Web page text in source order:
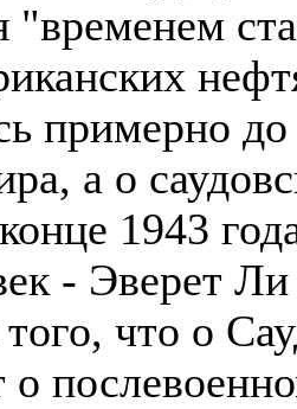
"временем
примерно
а о
1943
- Эверет
что о
о